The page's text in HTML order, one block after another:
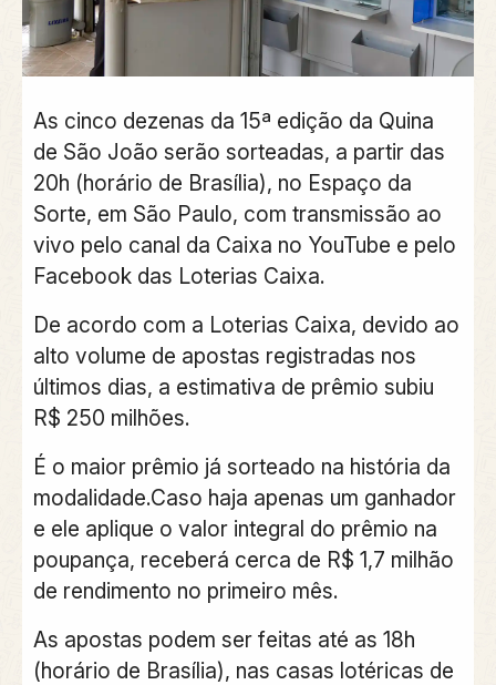
As cinco dezenas da 15ª edição da Quina
de São João serão sorteadas, a partir das
20h (horário de Brasília), no Espaço da
Sorte, em São Paulo, com transmissão ao
vivo pelo canal da Caixa no YouTube e pelo
Facebook das Loterias Caixa.
De acordo com a Loterias Caixa, devido ao
alto volume de apostas registradas nos
últimos dias, a estimativa de prêmio subiu
R$ 250 milhões.
É o maior prêmio já sorteado na história da
modalidade.Caso haja apenas um ganhador
e ele aplique o valor integral do prêmio na
poupança, receberá cerca de R$ 1,7 milhão
de rendimento no primeiro mês.
As apostas podem ser feitas até as 18h
(horário de Brasília), nas casas lotéricas de